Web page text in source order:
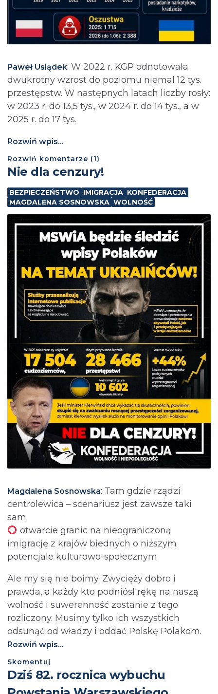
Paweł Usiądek: ⁨W 2022 r. KGP odnotowała
dwukrotny wzrost do poziomu niemal 12 tys.
przestępstw. W następnych latach liczby rosły:
w 2023 r. do 13,5 tys., w 2024 r. do 14 tys., a w
2025 r. do 17 tys.
Rozwiń wpis...
Rozwiń komentarze (1)
Nie dla cenzury!
BEZPIECZEŃSTWO IMIGRACJA KONFEDERACJA
MAGDALENA SOSNOWSKA WOLNOŚĆ
Magdalena Sosnowska: Tam gdzie rządzi
centrolewica – scenariusz jest zawsze taki
sam:
otwarcie granic na nieograniczoną
imigrację z krajów biednych o niższym
potencjale kulturowo-społecznym
Ale my się nie boimy. Zwycięży dobro i
prawda, a każdy kto podniósł rękę na naszą
wolność i suwerenność zostanie z tego
rozliczony. Musimy tylko ich wszystkich
odsunąć od władzy i oddać Polskę Polakom.
Rozwiń wpis...
Skomentuj
Dziś 82. rocznica wybuchu